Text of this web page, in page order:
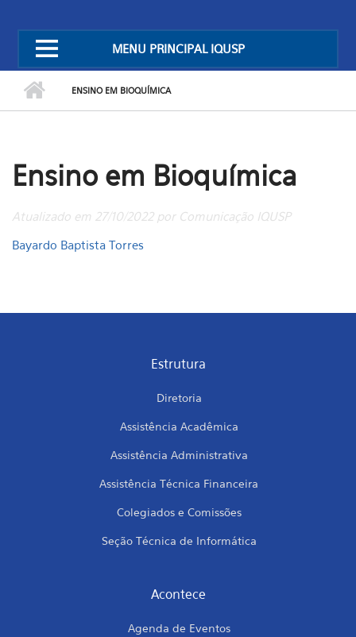
MENU PRINCIPAL IQUSP
ENSINO EM BIOQUÍMICA
Ensino em Bioquímica
Atualizado em 27/10/2022 por Comunicação IQUSP
Bayardo Baptista Torres
Estrutura
Diretoria
Assistência Acadêmica
Assistência Administrativa
Assistência Técnica Financeira
Colegiados e Comissões
Seção Técnica de Informática
Acontece
Agenda de Eventos